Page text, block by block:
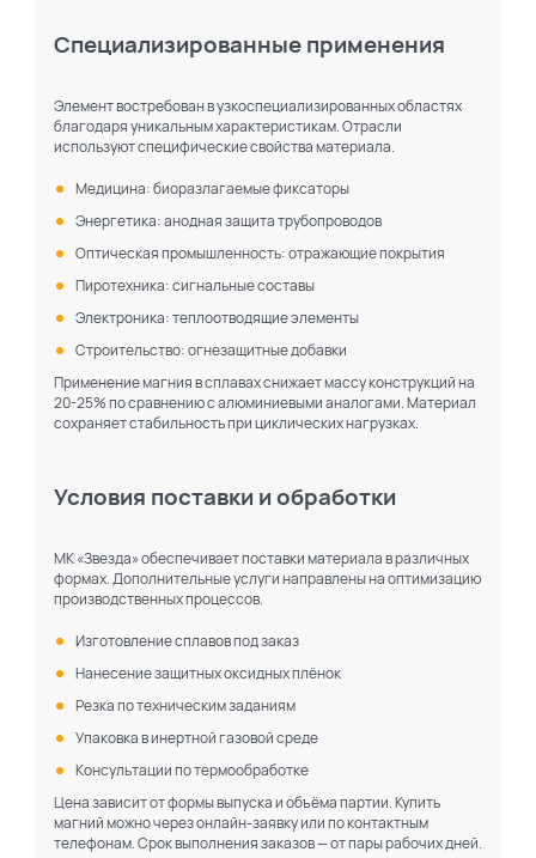
Специализированные применения
Элемент востребован в узкоспециализированных областях
благодаря уникальным характеристикам. Отрасли
используют специфические свойства материала.
Медицина: биоразлагаемые фиксаторы
Энергетика: анодная защита трубопроводов
Оптическая промышленность: отражающие покрытия
Пиротехника: сигнальные составы
Электроника: теплоотводящие элементы
Строительство: огнезащитные добавки
Применение магния в сплавах снижает массу конструкций на
20-25% по сравнению с алюминиевыми аналогами. Материал
сохраняет стабильность при циклических нагрузках.
Условия поставки и обработки
МК «Звезда» обеспечивает поставки материала в различных
формах. Дополнительные услуги направлены на оптимизацию
производственных процессов.
Изготовление сплавов под заказ
Нанесение защитных оксидных плёнок
Резка по техническим заданиям
Упаковка в инертной газовой среде
Консультации по термообработке
Цена зависит от формы выпуска и объёма партии. Купить
магний можно через онлайн-заявку или по контактным
телефонам. Срок выполнения заказов — от пары рабочих дней.